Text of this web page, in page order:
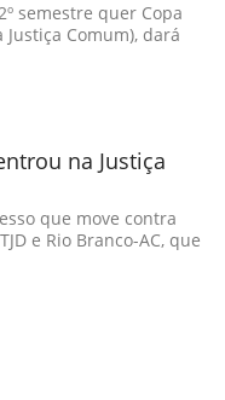
semestre quer Copa
Comum), dará
na Justiça
que move contra
e Rio Branco-AC, que